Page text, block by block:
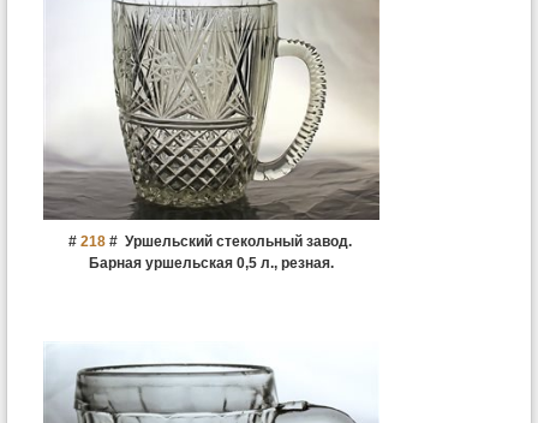
# 218# Уршельский стекольный завод.
Барная уршельская 0,5 л., резная.